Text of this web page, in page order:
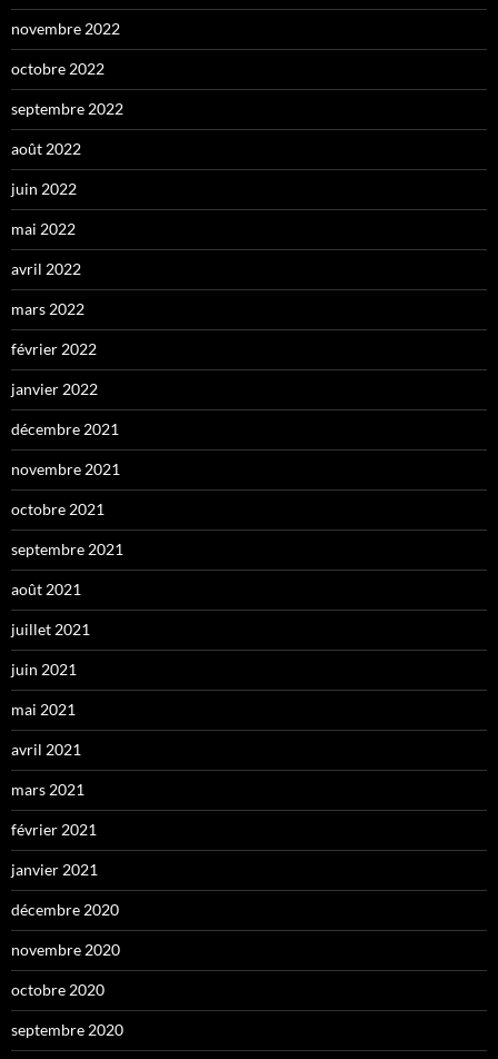
novembre 2022
octobre 2022
septembre 2022
août 2022
juin 2022
mai 2022
avril 2022
mars 2022
février 2022
janvier 2022
décembre 2021
novembre 2021
octobre 2021
septembre 2021
août 2021
juillet 2021
juin 2021
mai 2021
avril 2021
mars 2021
février 2021
janvier 2021
décembre 2020
novembre 2020
octobre 2020
septembre 2020